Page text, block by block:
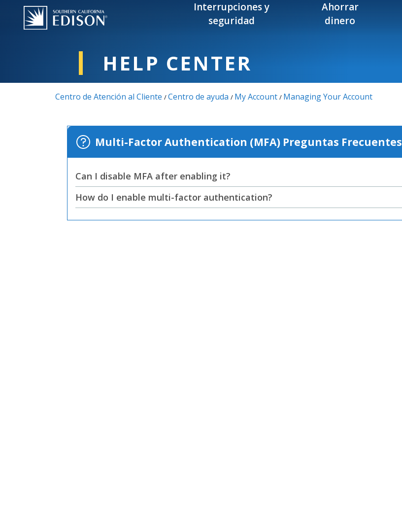
Pasar al contenido principal
Interrupciones y
seguridad
Ahorrar
dinero
HELP CENTER
Centro de Atención al Cliente /Centro de ayuda / My Account / Managing Your Account
Multi-Factor Authentication (MFA) Preguntas Frecuentes
Can I disable MFA after enabling it?
How do I enable multi-factor authentication?